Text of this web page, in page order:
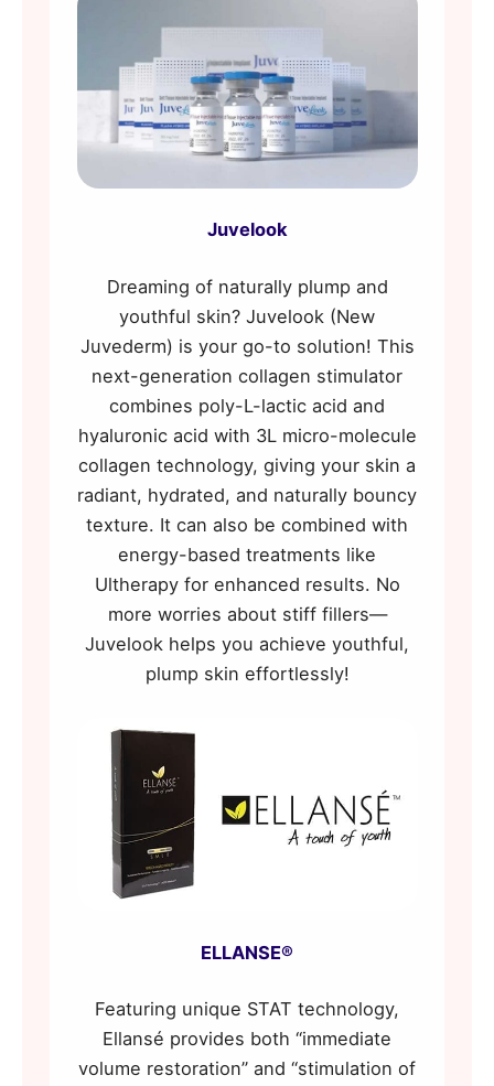
Juvelook
Dreaming of naturally plump and
youthful skin? Juvelook (New
Juvederm) is your go-to solution! This
next-generation collagen stimulator
combines poly-L-lactic acid and
hyaluronic acid with 3L micro-molecule
collagen technology, giving your skin a
radiant, hydrated, and naturally bouncy
texture. It can also be combined with
energy-based treatments like
Ultherapy for enhanced results. No
more worries about stiff fillers—
Juvelook helps you achieve youthful,
plump skin effortlessly!
ELLANSE®
Featuring unique STAT technology,
Ellansé provides both “immediate
volume restoration” and “stimulation of